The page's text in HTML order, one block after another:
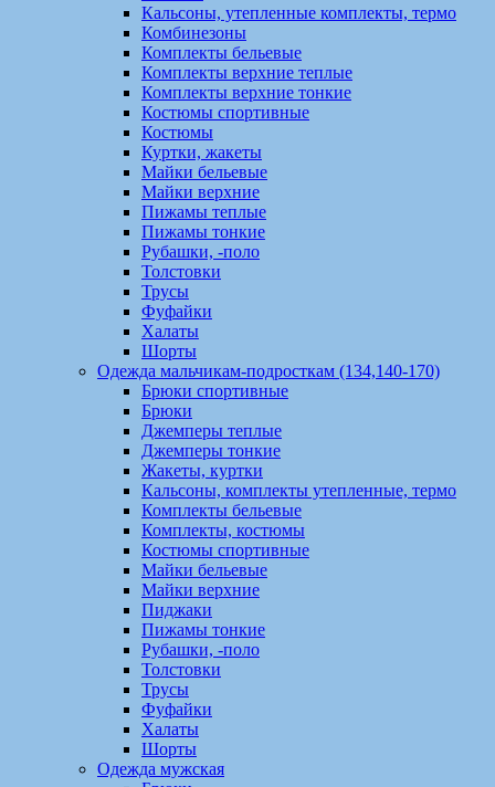
Кальсоны, утепленные комплекты, термо
Комбинезоны
Комплекты бельевые
Комплекты верхние теплые
Комплекты верхние тонкие
Костюмы спортивные
Костюмы
Куртки, жакеты
Майки бельевые
Майки верхние
Пижамы теплые
Пижамы тонкие
Рубашки, -поло
Толстовки
Трусы
Фуфайки
Халаты
Шорты
Одежда мальчикам-подросткам (134,140-170)
Брюки спортивные
Брюки
Джемперы теплые
Джемперы тонкие
Жакеты, куртки
Кальсоны, комплекты утепленные, термо
Комплекты бельевые
Комплекты, костюмы
Костюмы спортивные
Майки бельевые
Майки верхние
Пиджаки
Пижамы тонкие
Рубашки, -поло
Толстовки
Трусы
Фуфайки
Халаты
Шорты
Одежда мужская